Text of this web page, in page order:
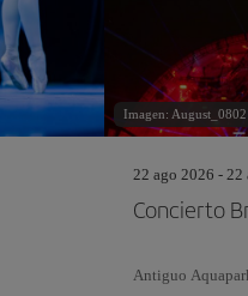
Imagen: August_0802
22 ago 2026 - 22
Concierto
Antiguo